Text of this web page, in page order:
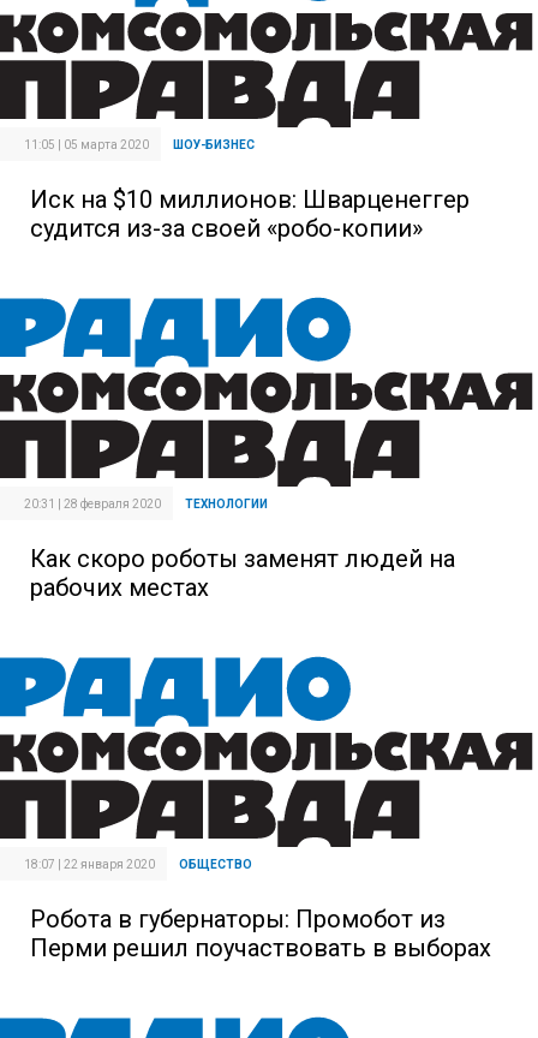
11:05 | 05 марта 2020 ШОУ-БИЗНЕС
Иск на $10 миллионов: Шварценеггер
судится из-за своей «робо-копии»
20:31 | 28 февраля 2020 ТЕХНОЛОГИИ
Как скоро роботы заменят людей на
рабочих местах
18:07 | 22 января 2020 ОБЩЕСТВО
Робота в губернаторы: Промобот из
Перми решил поучаствовать в выборах